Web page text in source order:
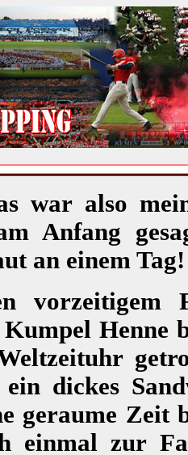
war also
Anfang
an einem Tag!
vorzeitigem
Henne
ein dickes
geraume Zeit
einmal zur